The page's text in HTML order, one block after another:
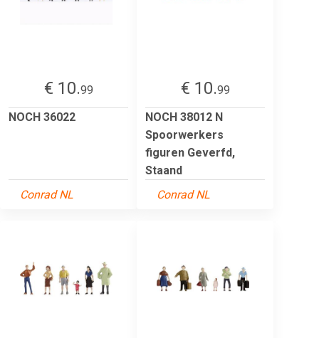
€ 10.99
NOCH 36022
Conrad NL
€ 10.99
NOCH 38012 N
Spoorwerkers
figuren Geverfd,
Staand
Conrad NL